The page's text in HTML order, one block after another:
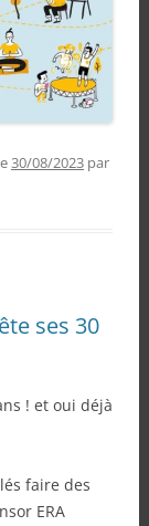
30/08/2023 par
ses 30
! et oui déjà
faire des
ERA